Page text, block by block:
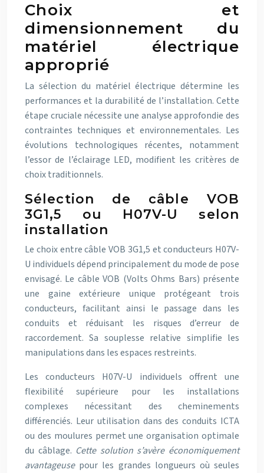
Choix et
dimensionnement du
matériel électrique
approprié
La sélection du matériel électrique détermine les
performances et la durabilité de l’installation. Cette
étape cruciale nécessite une analyse approfondie des
contraintes techniques et environnementales. Les
évolutions technologiques récentes, notamment
l’essor de l’éclairage LED, modifient les critères de
choix traditionnels.
Sélection de câble VOB
3G1,5 ou H07V-U selon
installation
Le choix entre câble VOB 3G1,5 et conducteurs H07V-
U individuels dépend principalement du mode de pose
envisagé. Le câble VOB (Volts Ohms Bars) présente
une gaine extérieure unique protégeant trois
conducteurs, facilitant ainsi le passage dans les
conduits et réduisant les risques d’erreur de
raccordement. Sa souplesse relative simplifie les
manipulations dans les espaces restreints.
Les conducteurs H07V-U individuels offrent une
flexibilité supérieure pour les installations
complexes nécessitant des cheminements
différenciés. Leur utilisation dans des conduits ICTA
ou des moulures permet une organisation optimale
du câblage. Cette solution s’avère économiquement
avantageuse pour les grandes longueurs où seules